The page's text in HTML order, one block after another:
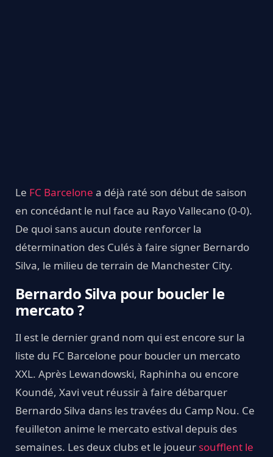
Le FC Barcelone a déjà raté son début de saison
en concédant le nul face au Rayo Vallecano (0-0).
De quoi sans aucun doute renforcer la
détermination des Culés à faire signer Bernardo
Silva, le milieu de terrain de Manchester City.
Bernardo Silva pour boucler le
mercato ?
Il est le dernier grand nom qui est encore sur la
liste du FC Barcelone pour boucler un mercato
XXL. Après Lewandowski, Raphinha ou encore
Koundé, Xavi veut réussir à faire débarquer
Bernardo Silva dans les travées du Camp Nou. Ce
feuilleton anime le mercato estival depuis des
semaines. Les deux clubs et le joueur soufflent le